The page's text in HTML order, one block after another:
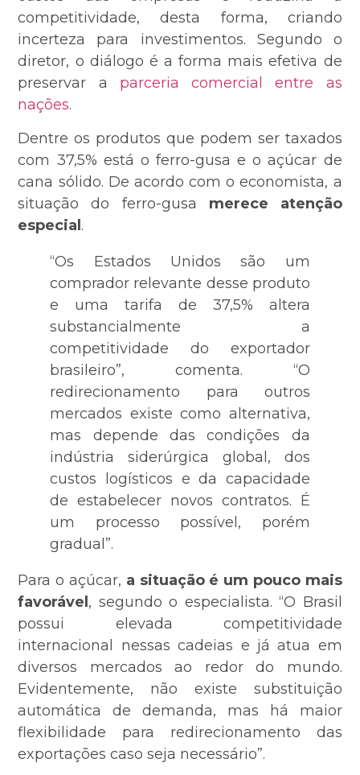
competitividade, desta forma, criando
incerteza para investimentos. Segundo o
diretor, o diálogo é a forma mais efetiva de
preservar a parceria comercial entre as
nações.
Dentre os produtos que podem ser taxados
com 37,5% está o ferro-gusa e o açúcar de
cana sólido. De acordo com o economista, a
situação do ferro-gusa merece atenção
especial .
“Os Estados Unidos são um
comprador relevante desse produto
e uma tarifa de 37,5% altera
substancialmente a
competitividade do exportador
brasileiro”, comenta. “O
redirecionamento para outros
mercados existe como alternativa,
mas depende das condições da
indústria siderúrgica global, dos
custos logísticos e da capacidade
de estabelecer novos contratos. É
um processo possível, porém
gradual”.
Para o açúcar, a situação é um pouco mais
favorável , segundo o especialista. “O Brasil
possui elevada competitividade
internacional nessas cadeias e já atua em
diversos mercados ao redor do mundo.
Evidentemente, não existe substituição
automática de demanda, mas há maior
flexibilidade para redirecionamento das
exportações caso seja necessário”.